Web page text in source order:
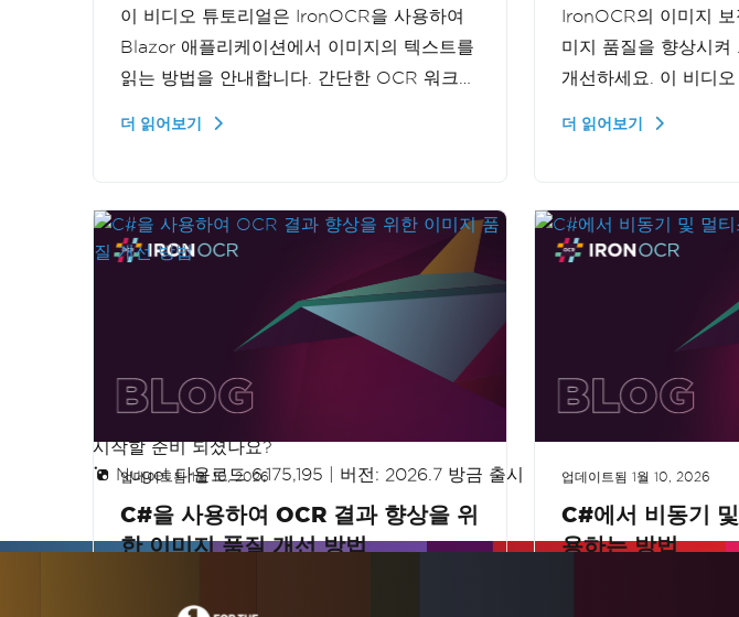
이 비디오 튜토리얼은 IronOCR을 사용하여
Blazor 애플리케이션에서 이미지의 텍스트를
읽는 방법을 안내합니다. 간단한 OCR 워크플
더 읽어보기
IronOCR의 이미지 보
미지 품질을 향상시
개선하세요. 이 비디
솔루션입니다.
더 읽어보기
업데이트됨1월 10, 2026
C#을 사용하여 OCR 결과 향상을 위
한 이미지 품질 개선 방법
업데이트됨 1월 10, 2026
C#에서 비동기
용하는 방법
더보
시작할 준비 되셨나요?
Nuget 다운로드 6,175,195
버전: 2026.7 방금 출시